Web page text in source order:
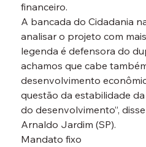
financeiro.
A bancada do Cidadania
analisar o projeto com
legenda é defensora do
achamos que cabe
desenvolvimento
questão da estabilidade
do desenvolvimento”,
Arnaldo Jardim (SP).
Mandato fixo